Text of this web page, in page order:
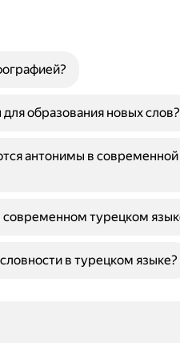
образования новых слов?
антонимы в современной
современном турецком
в турецком языке?